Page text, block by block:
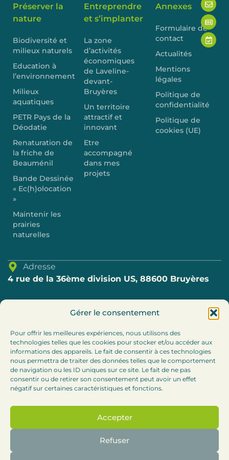
Gérer le consentement
Pour offrir les meilleures expériences, nous utilisons des
technologies telles que les cookies pour stocker et/ou accéder aux
informations des appareils. Le fait de consentir à ces technologies
nous permettra de traiter des données telles que le comportement
de navigation ou les ID uniques sur ce site. Le fait de ne pas
consentir ou de retirer son consentement peut avoir un effet
négatif sur certaines caractéristiques et fonctions.
Accepter
Refuser
Préserver la
nature
Biodiversité et
milieux naturels
Education à
l’environnement
Milieux
aquatiques
PETR Pays de la
Déodatie
Renaturation de
la friche de
Beauménil
Bande Dessinée
« Ec(h)olocation
»
Maintenir les
prairies
naturelles
Entreprendre
et s’implanter
La zone
d’activités
économiques
de Laveline-
devant-
Bruyères
Un territoire
attractif et
innovant
Etre
accompagné
dans mes
projets
Annexes
Formulaire de
contact
Actualités
Mentions
légales
Politique de
confidentialité
Politique de
cookies (UE)
Adresse
4 rue de la 36ème division US, 88600 Bruyères
E-mail
accueil@cc-bruyeres.fr
Horaires
8h30-12h (accueil téléphonique l’après-
midi)
Vendredi : 8h30-12h